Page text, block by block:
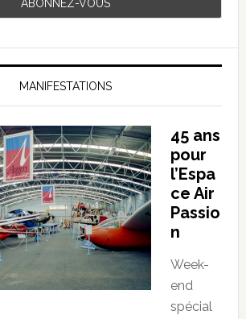
MANIFESTATIONS
45 ans
pour
l’Espa
ce Air
Passio
n
Week-
end
spécial